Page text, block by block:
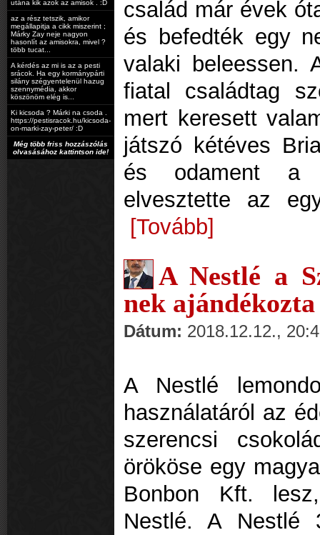
utána kik azok az amisok . :D
az a rész tetszik, amikor
megállapitja a cikk miszerint ;
Márky Zay neje nagyon
hasonlít az amisokra, mivel ?
több tucat...
A kérdés az mi is az a pesti
srácok. Ha egy kormánypárti
silány szégyentelenül hazug
szennymédia, akkor
köszönöm elég is...
Ki kicsoda ? Márki na csoda .
https://pestisracok.hu/kicsoda-
on-marki-zay-peter/ :D
Még több friss hozzászólás
olvasásához kattintson ide!
család már évek
és befedték egy
valaki beleessen.
fiatal családtag
mert keresett
játszó kétéves
és odament a
elvesztette az
[Tovább]
A Nestlé a
nek
Dátum: 2018.12.12.,
A Nestlé
használatáról az
szerencsi
örököse egy
Bonbon Kft.
Nestlé. A Nestlé